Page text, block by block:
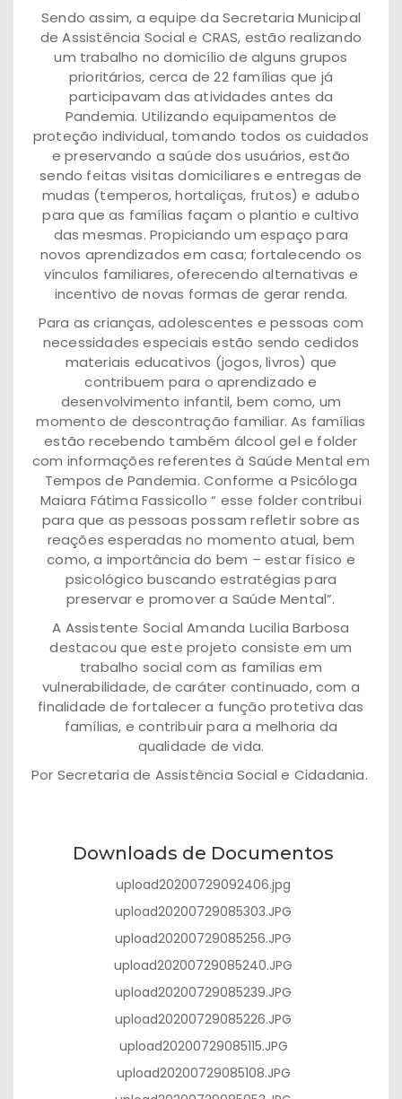
Sendo assim, a equipe da Secretaria Municipal
de Assistência Social e CRAS, estão realizando
um trabalho no domicílio de alguns grupos
prioritários, cerca de 22 famílias que já
participavam das atividades antes da
Pandemia. Utilizando equipamentos de
proteção individual, tomando todos os cuidados
e preservando a saúde dos usuários, estão
sendo feitas visitas domiciliares e entregas de
mudas (temperos, hortaliças, frutos) e adubo
para que as famílias façam o plantio e cultivo
das mesmas. Propiciando um espaço para
novos aprendizados em casa; fortalecendo os
vínculos familiares, oferecendo alternativas e
incentivo de novas formas de gerar renda.
Para as crianças, adolescentes e pessoas com
necessidades especiais estão sendo cedidos
materiais educativos (jogos, livros) que
contribuem para o aprendizado e
desenvolvimento infantil, bem como, um
momento de descontração familiar. As famílias
estão recebendo também álcool gel e folder
com informações referentes à Saúde Mental em
Tempos de Pandemia. Conforme a Psicóloga
Maiara Fátima Fassicollo “ esse folder contribui
para que as pessoas possam refletir sobre as
reações esperadas no momento atual, bem
como, a importância do bem – estar físico e
psicológico buscando estratégias para
preservar e promover a Saúde Mental”.
A Assistente Social Amanda Lucilia Barbosa
destacou que este projeto consiste em um
trabalho social com as famílias em
vulnerabilidade, de caráter continuado, com a
finalidade de fortalecer a função protetiva das
famílias, e contribuir para a melhoria da
qualidade de vida.
Por Secretaria de Assistência Social e Cidadania.
Downloads de Documentos
upload20200729092406.jpg
upload20200729085303.JPG
upload20200729085256.JPG
upload20200729085240.JPG
upload20200729085239.JPG
upload20200729085226.JPG
upload20200729085115.JPG
upload20200729085108.JPG